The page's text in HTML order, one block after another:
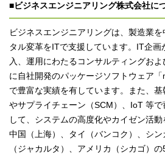
■ビジネスエンジニアリング株式会社に
ビジネスエンジニアリングは、製造業
タル変革をITで支援しています。IT企
入、運用にわたるコンサルティングお
に自社開発のパッケージソフトウェア
で豊富な実績を有しています。また、基
やサプライチェーン（SCM）、IoT 等
して、システムの高度化やカイゼン活動
中国（上海）、タイ（バンコク）、シ
（ジャカルタ）、アメリカ（シカゴ）